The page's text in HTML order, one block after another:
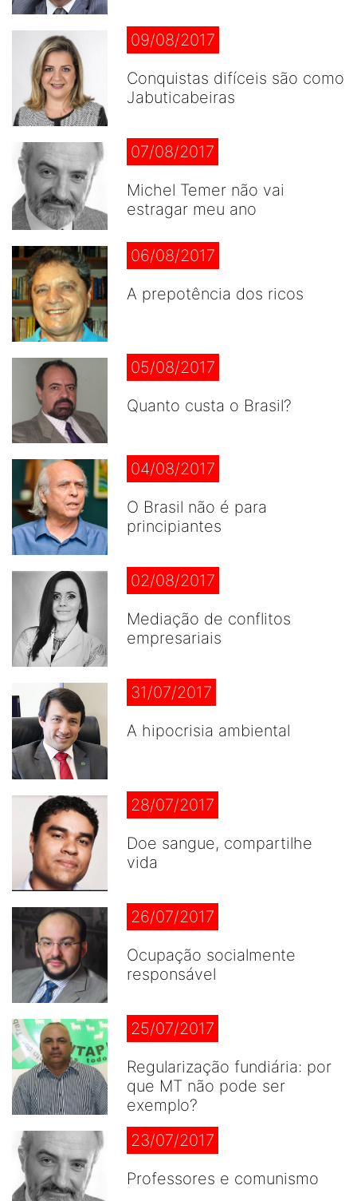
09/08/2017
Conquistas difíceis são como
Jabuticabeiras
07/08/2017
Michel Temer não vai
estragar meu ano
06/08/2017
A prepotência dos ricos
05/08/2017
Quanto custa o Brasil?
04/08/2017
O Brasil não é para
principiantes
02/08/2017
Mediação de conflitos
empresariais
31/07/2017
A hipocrisia ambiental
28/07/2017
Doe sangue, compartilhe
vida
26/07/2017
Ocupação socialmente
responsável
25/07/2017
Regularização fundiária: por
que MT não pode ser
exemplo?
23/07/2017
Professores e comunismo